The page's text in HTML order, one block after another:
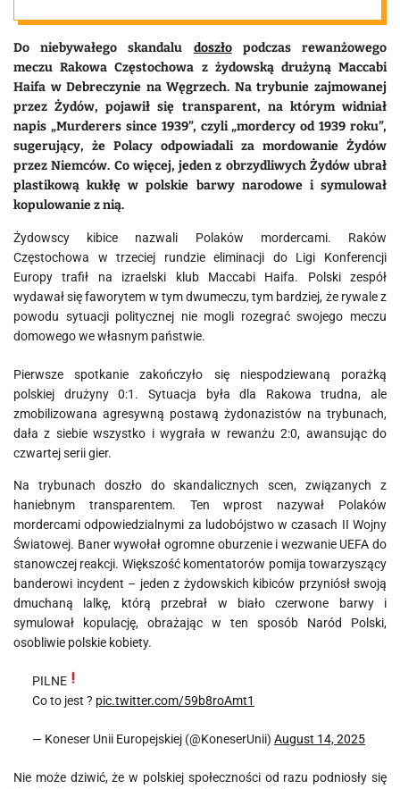
Do niebywałego skandalu doszłopodczas rewanżowego
meczu Rakowa Częstochowa z żydowską drużyną Maccabi
Haifa w Debreczynie na Węgrzech. Na trybunie zajmowanej
przez Żydów, pojawił się transparent, na którym widniał
napis „Murderers since 1939”, czyli „mordercy od 1939 roku”,
sugerujący, że Polacy odpowiadali za mordowanie Żydów
przez Niemców. Co więcej, jeden z obrzydliwych Żydów ubrał
plastikową kukłę w polskie barwy narodowe i symulował
kopulowanie z nią.
Żydowscy kibice nazwali Polaków mordercami. Raków
Częstochowa w trzeciej rundzie eliminacji do Ligi Konferencji
Europy trafił na izraelski klub Maccabi Haifa. Polski zespół
wydawał się faworytem w tym dwumeczu, tym bardziej, że rywale z
powodu sytuacji politycznej nie mogli rozegrać swojego meczu
domowego we własnym państwie.
Pierwsze spotkanie zakończyło się niespodziewaną porażką
polskiej drużyny 0:1. Sytuacja była dla Rakowa trudna, ale
zmobilizowana agresywną postawą żydonazistów na trybunach,
dała z siebie wszystko i wygrała w rewanżu 2:0, awansując do
czwartej serii gier.
Na trybunach doszło do skandalicznych scen, związanych z
haniebnym transparentem. Ten wprost nazywał Polaków
mordercami odpowiedzialnymi za ludobójstwo w czasach II Wojny
Światowej. Baner wywołał ogromne oburzenie i wezwanie UEFA do
stanowczej reakcji. Większość komentatorów pomija towarzyszący
banderowi incydent – jeden z żydowskich kibiców przyniósł swoją
dmuchaną lalkę, którą przebrał w biało czerwone barwy i
symulował kopulację, obrażając w ten sposób Naród Polski,
osobliwie polskie kobiety.
PILNE
Co to jest ? pic.twitter.com/59b8roAmt1
— Koneser Unii Europejskiej (@KoneserUnii) August 14, 2025
Nie może dziwić, że w polskiej społeczności od razu podniosły się